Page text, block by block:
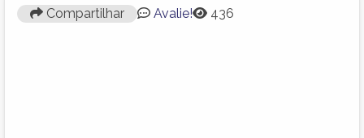
Compartilhar Avalie! 436